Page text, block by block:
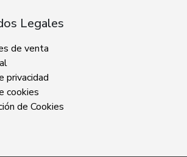
Legales
de venta
privacidad
cookies
de Cookies